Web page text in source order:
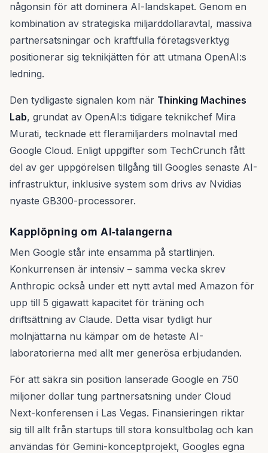
någonsin för att dominera AI-landskapet. Genom en
kombination av strategiska miljarddollaravtal, massiva
partnersatsningar och kraftfulla företagsverktyg
positionerar sig teknikjätten för att utmana OpenAI:s
ledning.
Den tydligaste signalen kom när Thinking Machines
Lab, grundat av OpenAI:s tidigare teknikchef Mira
Murati, tecknade ett fleramiljarders molnavtal med
Google Cloud. Enligt uppgifter som TechCrunch fått
del av ger uppgörelsen tillgång till Googles senaste AI-
infrastruktur, inklusive system som drivs av Nvidias
nyaste GB300-processorer.
Kapplöpning om AI-talangerna
Men Google står inte ensamma på startlinjen.
Konkurrensen är intensiv – samma vecka skrev
Anthropic också under ett nytt avtal med Amazon för
upp till 5 gigawatt kapacitet för träning och
driftsättning av Claude. Detta visar tydligt hur
molnjättarna nu kämpar om de hetaste AI-
laboratorierna med allt mer generösa erbjudanden.
För att säkra sin position lanserade Google en 750
miljoner dollar tung partnersatsning under Cloud
Next-konferensen i Las Vegas. Finansieringen riktar
sig till allt från startups till stora konsultbolag och kan
användas för Gemini-konceptprojekt, Googles egna